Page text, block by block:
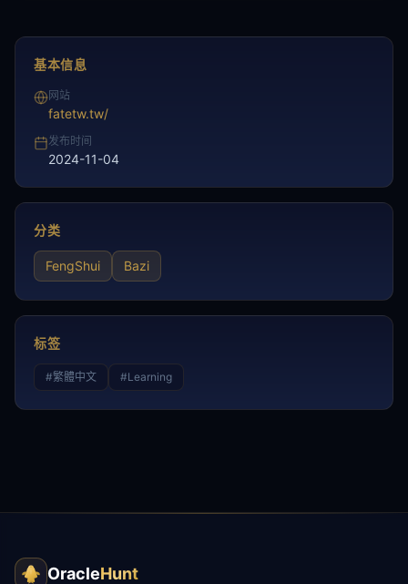
基本信息
网站
fatetw.tw/
发布时间
2024-11-04
分类
FengShui Bazi
标签
#繁體中文 #Learning
OracleHunt